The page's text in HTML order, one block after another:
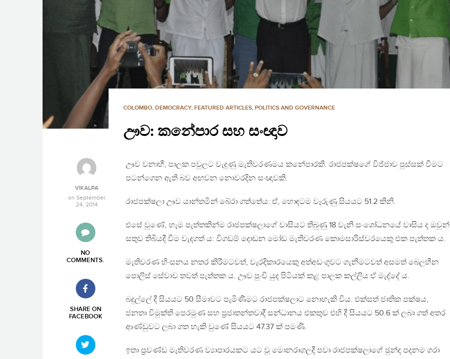
COLOMBO, DEMOCRACY, FEATURED ARTICLES, POLITICS AND GOVERNANCE
ඌව: කනේපාර සහ සංඥාව
VIKALPA
on September
24, 2014
NO
COMMENTS.
SHARE ON
FACEBOOK
ඌව වනාහී, පාලක පවුලට වැදුණු මැතිවරණමය කනේපාරකි. රාජපක්ෂගේ විජ්ජාව පුස්සක් වීමට
පටන්ගෙන ඇති බව අඟවන නොවරදින සංඥාවකි.
රාජපක්ෂලා ඌව යාන්තමින් බේරා ගත්තේය: ඒ, හොඳටම වෑරුණු සියයට 51.2 කිනි.
එසේ වුණේ, හැම පැත්තකින්ම රාජපක්ෂලාගේ වාසියට තිබුණු 18 වැනි සංශෝධනයේ වාසිය ද ඔවුන්
සතුව තිබියදී වීම වැදගත් ය: විගඩම් දොඩන මෝඩ මැතිවරණ කොමසාරිස්වරයෙකු එක පැත්තක ය.
මැතිවරණ හිංසනය නතර කිරීමටවත්, වැරදිකාරයෙකු අත්අඩංගුවට ගැනීමටවත් අසමත් බෙලහීන
පොලිස් සේවාව තවත් පැත්තක ය. ඌව පුංචි යුද පිටියක් කළ පාලක කල්ලිය ඒ මැද්දේ ය.
බදුල්ලේ දී සියයට 50 සීමාවට පැමිණීමට රාජපක්ෂලාට නොහැකි විය. එක්සත් ජාතික පක්ෂය,
ජනතා විමුක්ති පෙරමුණ සහ ප‍්‍රජාතන්තවාදී සන්ධානය එකතුව එහි දී සියයට 50.6 ක් ලබා ගත් අතර
ආණ්ඩුවට ලබා ගත හැකි වුණේ සියයට 47.37 ක් පමණි.
ඉතා ප‍්‍රචණ්ඩ මැතිවරණ ව්‍යාපාරයකට යට වූ මොනරාගලදී පවා රාජපක්ෂලාගේ ඡුන්ද පදනම ගරා